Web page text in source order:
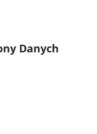
Danych